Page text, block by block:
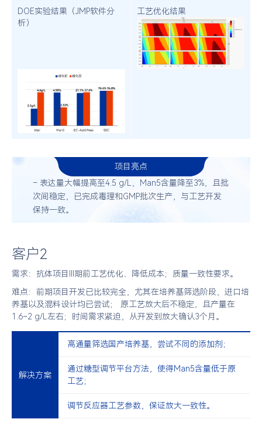
DOE实验结果（JMP软件分
析）
工艺优化结果
项目亮点
– 表达量大幅提高至4.5 g/L，Man5含量降至3%，且批
次间稳定，已完成毒理和GMP批次生产，与工艺开发
保持一致。
客户2
需求：抗体项目III期前工艺优化、降低成本；质量一致性要求。
难点：前期项目开发已比较完全，尤其在培养基筛选阶段，进口培
养基以及混料设计均已尝试； 原工艺放大后不稳定，且产量在
1.6~2 g/L左右；时间需求紧迫，从开发到放大确认3个月。
解决方案
高通量筛选国产培养基，尝试不同的添加剂；
通过糖型调节平台方法，使得Man5含量低于原
工艺；
调节反应器工艺参数，保证放大一致性。